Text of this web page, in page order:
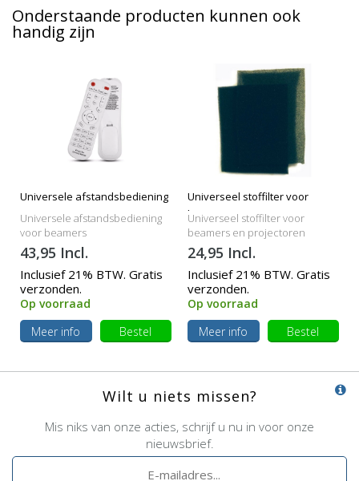
Onderstaande producten kunnen ook
handig zijn
Universele afstandsbediening
Universele afstandsbediening
voor beamers
43,95 Incl.
Inclusief 21% BTW. Gratis
verzonden.
Op voorraad
Meer info
Bestel
Universeel stoffilter voor
beamers
Universeel stoffilter voor
beamers en projectoren
24,95 Incl.
Inclusief 21% BTW. Gratis
verzonden.
Op voorraad
Meer info
Bestel
Wilt u niets missen?
Mis niks van onze acties, schrijf u nu in voor onze
nieuwsbrief.